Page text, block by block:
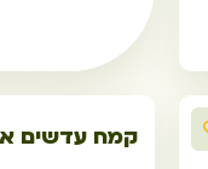
קמח עדשים